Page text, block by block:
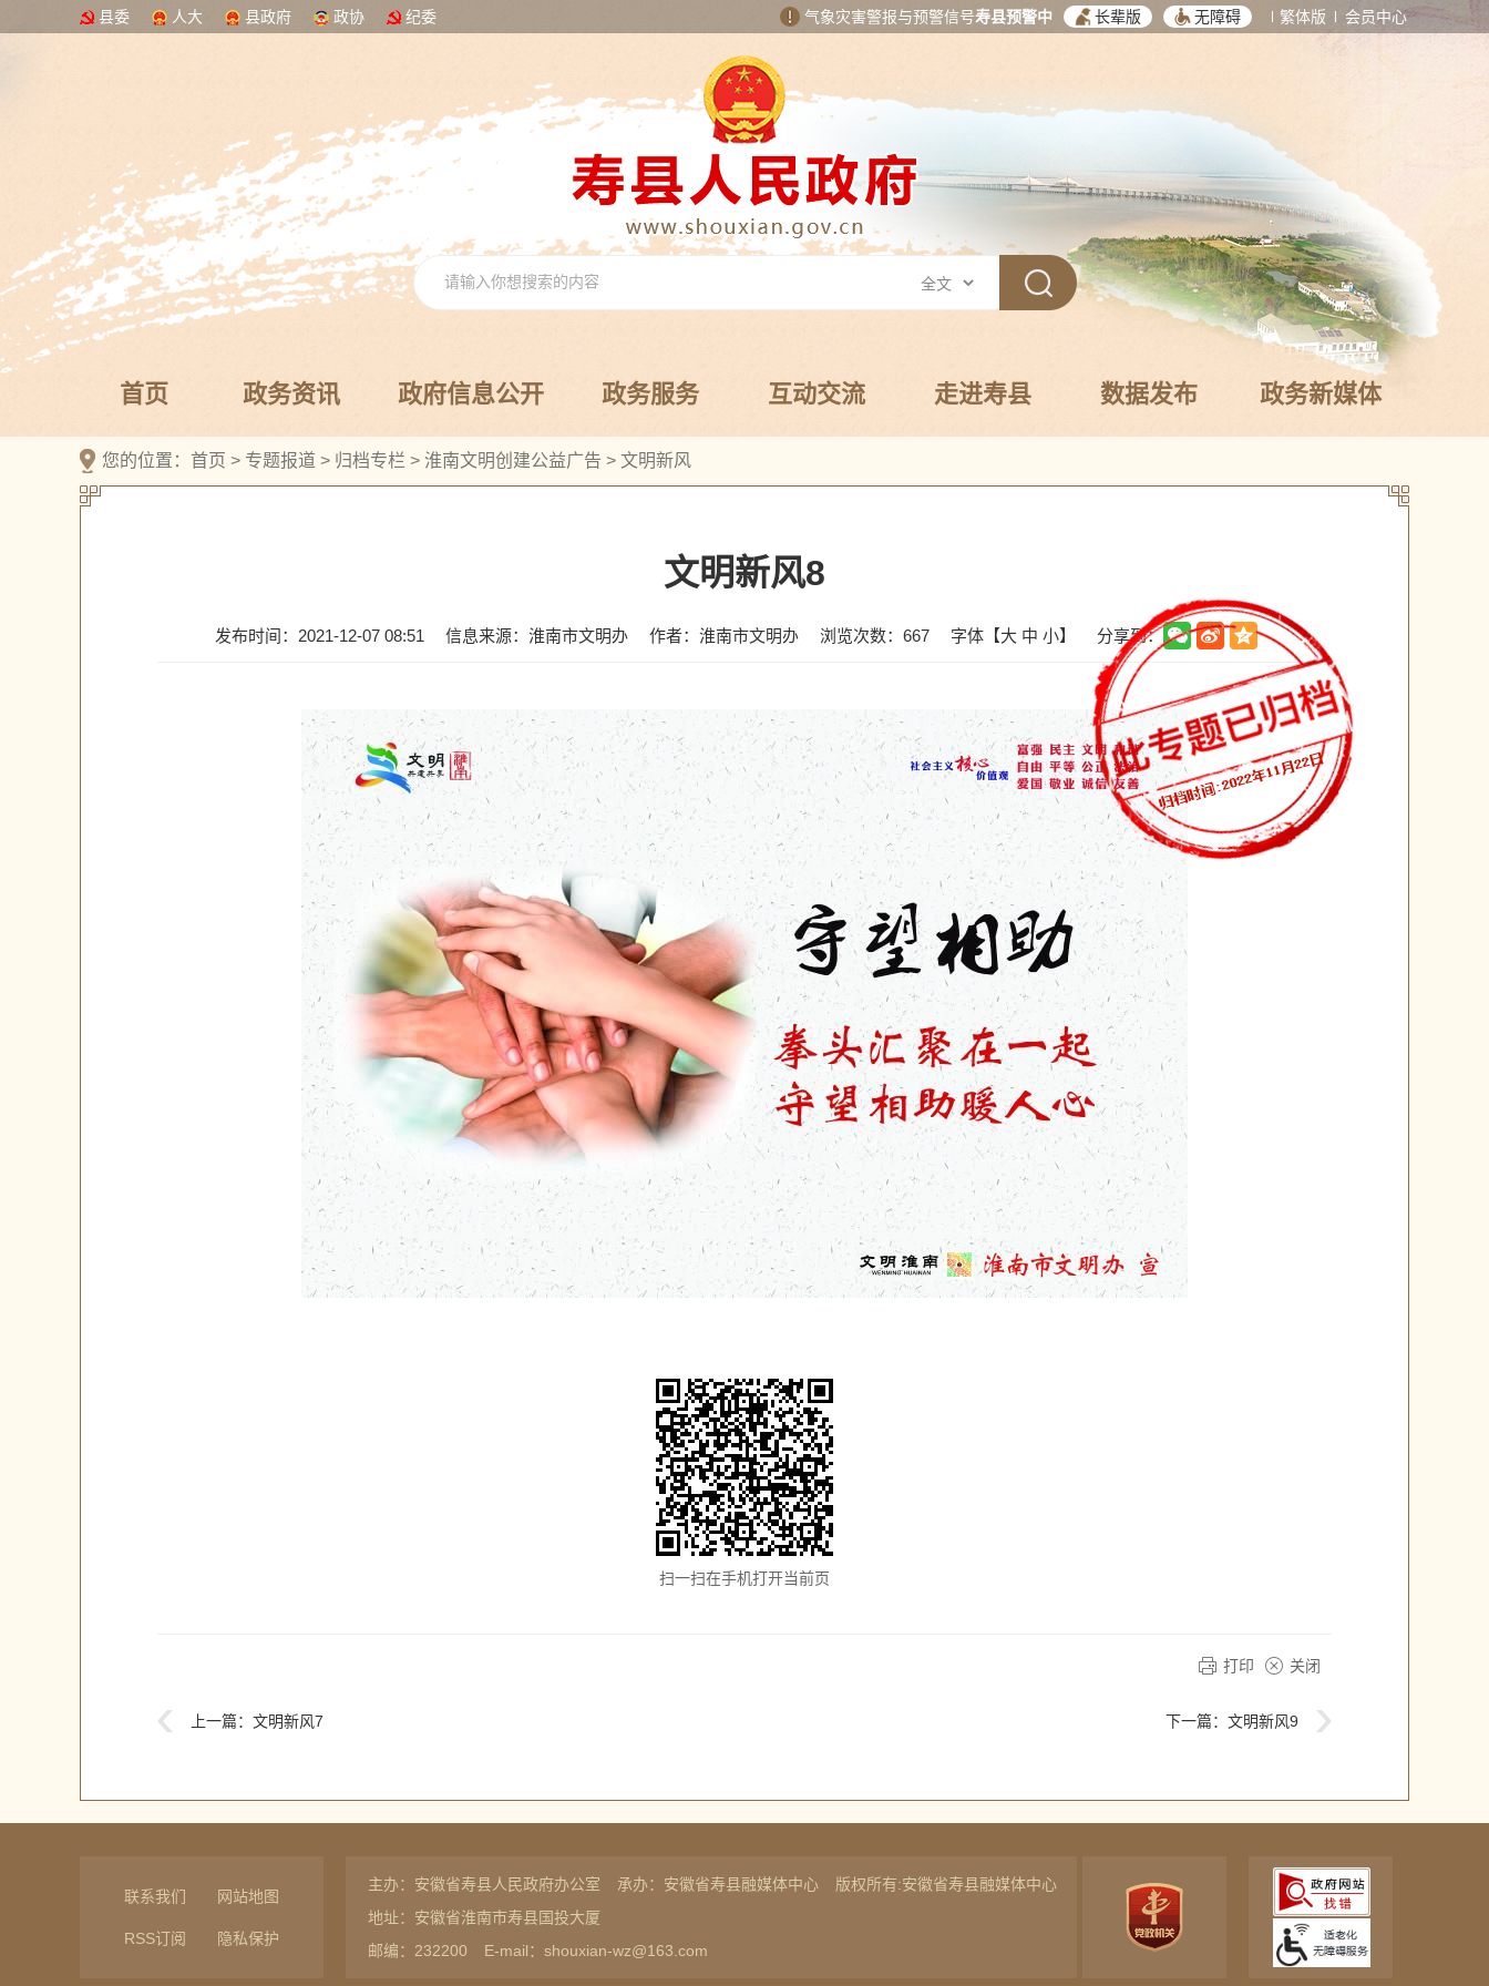
县委 人大 县政府 政协 纪委 气象灾害警报与预警信号寿县预警中 长辈版 无障碍 繁体版 会员中心
首页 政务资讯 政府信息公开 政务服务 互动交流 走进寿县 数据发布 政务新媒体
您的位置： 首页 > 专题报道 > 归档专栏 > 淮南文明创建公益广告 > 文明新风
文明新风8
发布时间：2021-12-07 08:51 信息来源：淮南市文明办 作者：淮南市文明办 浏览次数： 667 字体【大 中 小】 分享到：
扫一扫在手机打开当前页
打印 关闭
上一篇： 文明新风7 下一篇： 文明新风9
联系我们 网站地图
RSS订阅 隐私保护
主办：安徽省寿县人民政府办公室 承办：安徽省寿县融媒体中心
版权所有:安徽省寿县融媒体中心
地址：安徽省淮南市寿县国投大厦
邮编：232200
E-mail：shouxian-wz@163.com